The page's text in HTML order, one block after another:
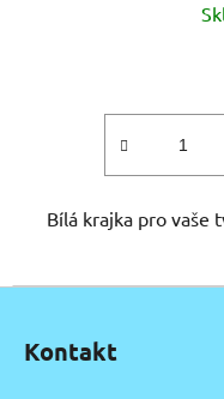
Bílá krajka pro vaše
Kontakt